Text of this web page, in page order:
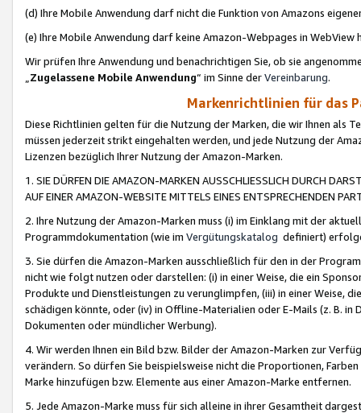
(d) Ihre Mobile Anwendung darf nicht die Funktion von Amazons
(e) Ihre Mobile Anwendung darf keine Amazon-Webpages in WebView
Wir prüfen Ihre Anwendung und benachrichtigen Sie, ob sie
„Zugelassene Mobile Anwendung“ im Sinne derVereinbarung.
Markenrichtlinien für das
Diese Richtlinien gelten für die Nutzung der Marken, die wir Ihnen als
müssen jederzeit strikt eingehalten werden, und jede Nutzung der
Lizenzen bezüglich Ihrer Nutzung der Amazon-Marken.
1. SIE DÜRFEN DIE AMAZON-MARKEN AUSSCHLIESSLICH DURCH
AUF EINER AMAZON-WEBSITE MITTELS EINES ENTSPRECHENDEN
2. Ihre Nutzung der Amazon-Marken muss (i) im Einklang mit der
Programmdokumentation (wie im Vergütungskatalog definiert)
3. Sie dürfen die Amazon-Marken ausschließlich für den in der
nicht wie folgt nutzen oder darstellen: (i) in einer Weise, die ein
Produkte und Dienstleistungen zu verunglimpfen, (iii) in einer Weise,
schädigen könnte, oder (iv) in Offline-Materialien oder E-Mails (z. B. in
Dokumenten oder mündlicher Werbung).
4. Wir werden Ihnen ein Bild bzw. Bilder der Amazon-Marken zur
verändern. So dürfen Sie beispielsweise nicht die Proportionen,
Marke hinzufügen bzw. Elemente aus einer Amazon-Marke entfernen.
5. Jede Amazon-Marke muss für sich alleine in ihrer Gesamtheit